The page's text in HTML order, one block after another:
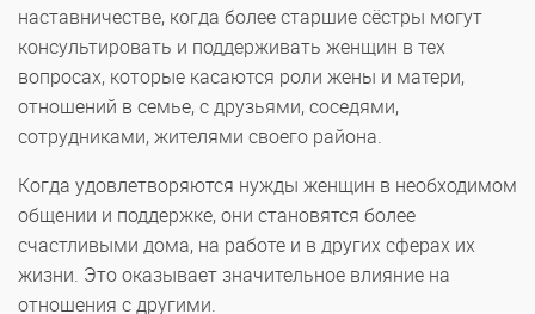
наставничестве, когда более старшие сёстры могут
консультировать и поддерживать женщин в тех
вопросах, которые касаются роли жены и матери,
отношений в семье, с друзьями, соседями,
сотрудниками, жителями своего района.
Когда удовлетворяются нужды женщин в необходимом
общении и поддержке, они становятся более
счастливыми дома, на работе и в других сферах их
жизни. Это оказывает значительное влияние на
отношения с другими.